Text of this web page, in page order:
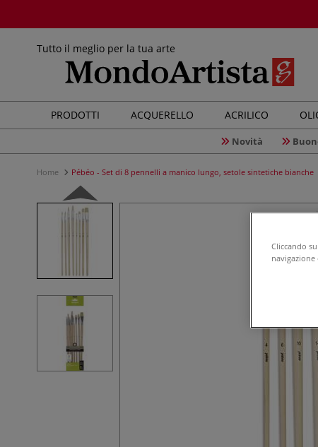
Tutto il meglio per la tua arte
PRODOTTI ACQUERELLO ACRILICO
Novità
Home Pébéo - Set di 8 pennelli a manico lungo, setole sintetiche bianche
Cliccando